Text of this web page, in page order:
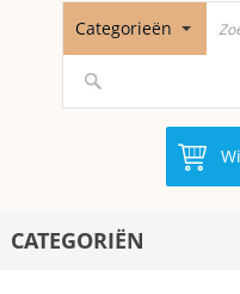
Categorieën
CATEGORIËN